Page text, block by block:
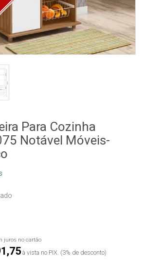
Para Cozinha
Notável Móveis-
juros no cartão
à vista no PIX. (3% de desconto)